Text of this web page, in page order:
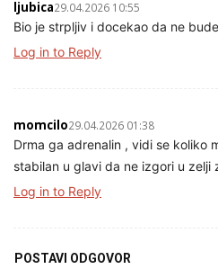
ljubica29.04.2026 10:55
Bio je strpljiv i docekao da ne
Log in to Reply
momcilo29.04.2026 01:38
Drma ga adrenalin , vidi se koliko
stabilan u glavi da ne izgori u zelji
Log in to Reply
POSTAVI ODGOVOR